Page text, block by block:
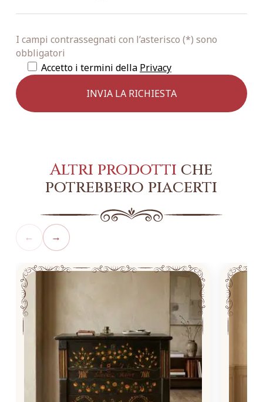
I campi contrassegnati con l’asterisco (*) sono
obbligatori
Accetto i termini della Privacy
Altri prodotti che
potrebbero piacerti
← →